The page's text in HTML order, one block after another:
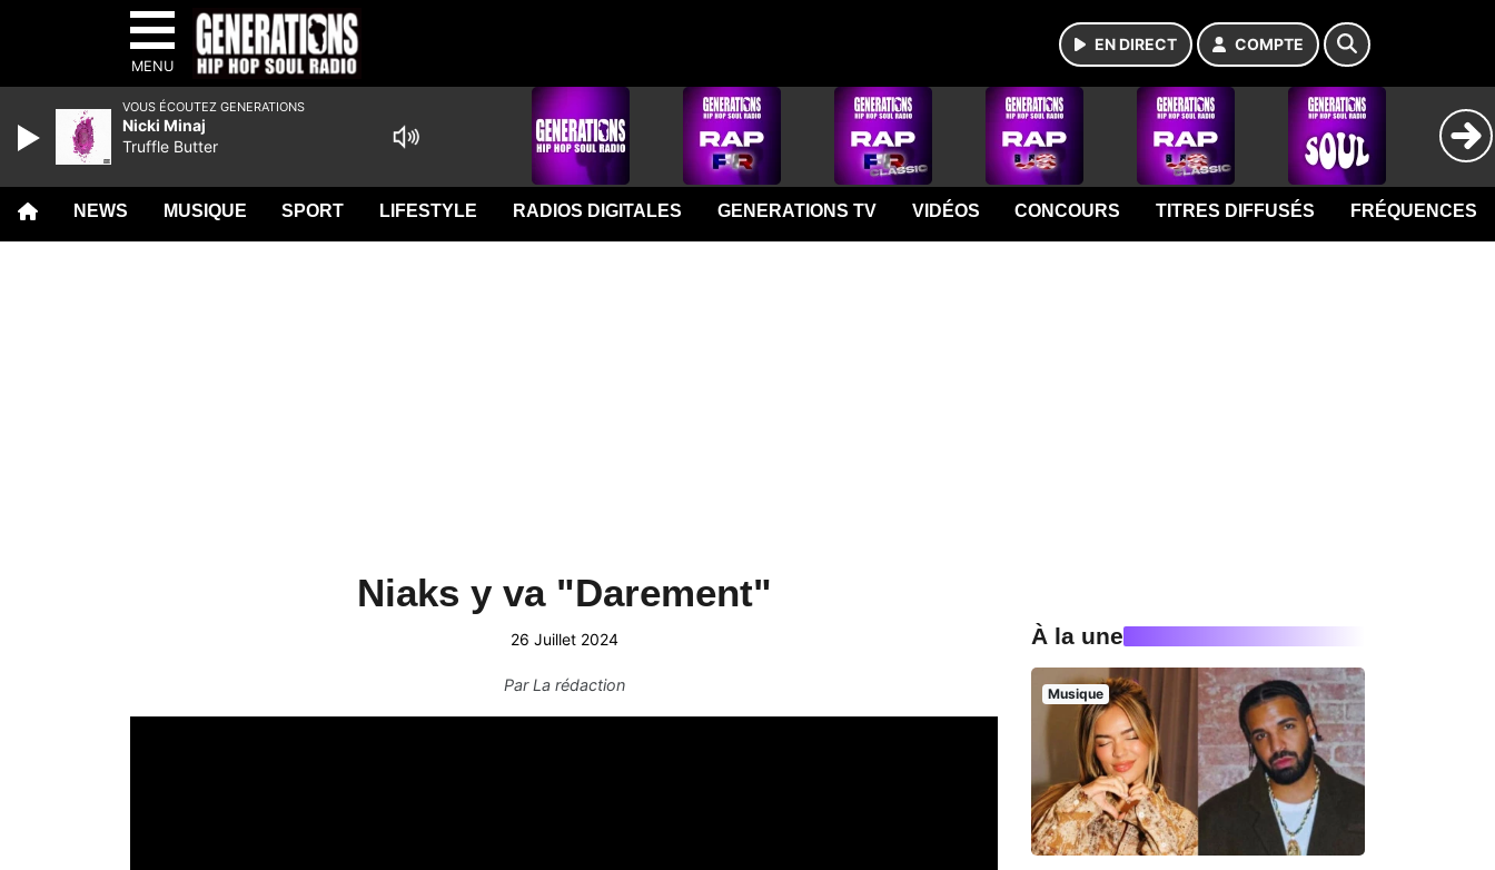
MENU
EN DIRECT COMPTE
NEWS MUSIQUE SPORT LIFESTYLE RADIOS DIGITALES GENERATIONS TV VIDÉOS CONCOURS TITRES DIFFUSÉS FRÉQUENCES
Niaks y va "Darement"
26 Juillet 2024
ParLa rédaction
À la une
Musique
VOUS ÉCOUTEZ GENERATIONS
Nicki Minaj
Truffle Butter